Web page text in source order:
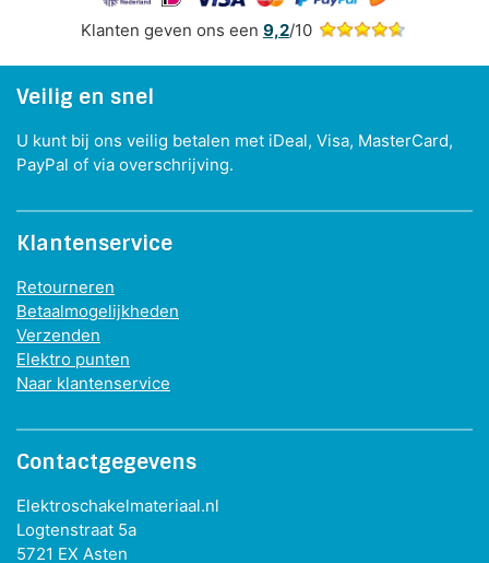
Klanten geven ons een 9,2/10
Veilig en snel
U kunt bij ons veilig betalen met iDeal, Visa, MasterCard,
PayPal of via overschrijving.
Klantenservice
Retourneren
Betaalmogelijkheden
Verzenden
Elektro punten
Naar klantenservice
Contactgegevens
Elektroschakelmateriaal.nl
Logtenstraat 5a
5721 EX Asten